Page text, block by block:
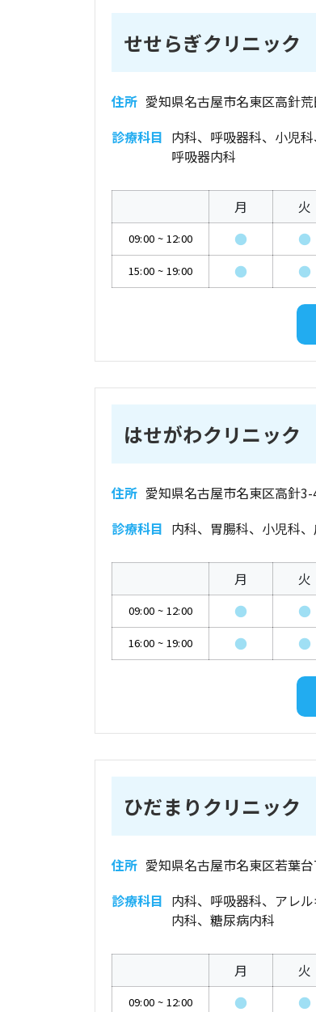
せせらぎクリニック
住所 愛知県名古屋市名東区高針
診療科目 内科、呼吸器科、小児科
呼吸器内科
月 火
09:00 ~ 12:00 ● ●
15:00 ~ 19:00 ● ●
はせがわクリニック
住所 愛知県名古屋市名東区高針3-
診療科目 内科、胃腸科、小児科
月 火
09:00 ~ 12:00 ● ●
16:00 ~ 19:00 ● ●
ひだまりクリニック
住所 愛知県名古屋市名東区若葉
診療科目 内科、呼吸器科、アレ
内科、糖尿病内科
月 火
09:00 ~ 12:00 ● ●